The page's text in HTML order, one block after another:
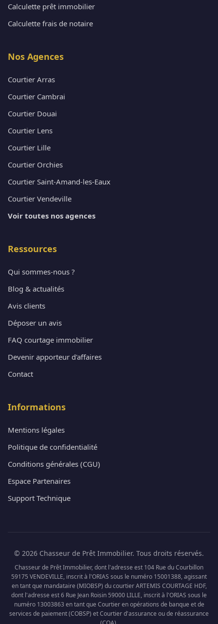
Calculette prêt immobilier
Calculette frais de notaire
Nos Agences
Courtier Arras
Courtier Cambrai
Courtier Douai
Courtier Lens
Courtier Lille
Courtier Orchies
Courtier Saint-Amand-les-Eaux
Courtier Vendeville
Voir toutes nos agences
Ressources
Qui sommes-nous ?
Blog & actualités
Avis clients
Déposer un avis
FAQ courtage immobilier
Devenir apporteur d'affaires
Contact
Informations
Mentions légales
Politique de confidentialité
Conditions générales (CGU)
Espace Partenaires
Support Technique
© 2026 Chasseur de Prêt Immobilier. Tous droits réservés.
Chasseur de Prêt Immobilier, dont l'adresse est 104 Rue du Courbillon
59175 VENDEVILLE, inscrit à l'ORIAS sous le numéro 15001388, agissant
en tant que mandataire (MIOBSP) du courtier ARTEMIS COURTAGE HDF,
dont l'adresse est 6 Rue Jean Roisin 59000 LILLE, inscrit à l'ORIAS sous le
numéro 13003863 en tant que Courtier en opérations de banque et de
services de paiement (COBSP) et Courtier d'assurance ou de réassurance